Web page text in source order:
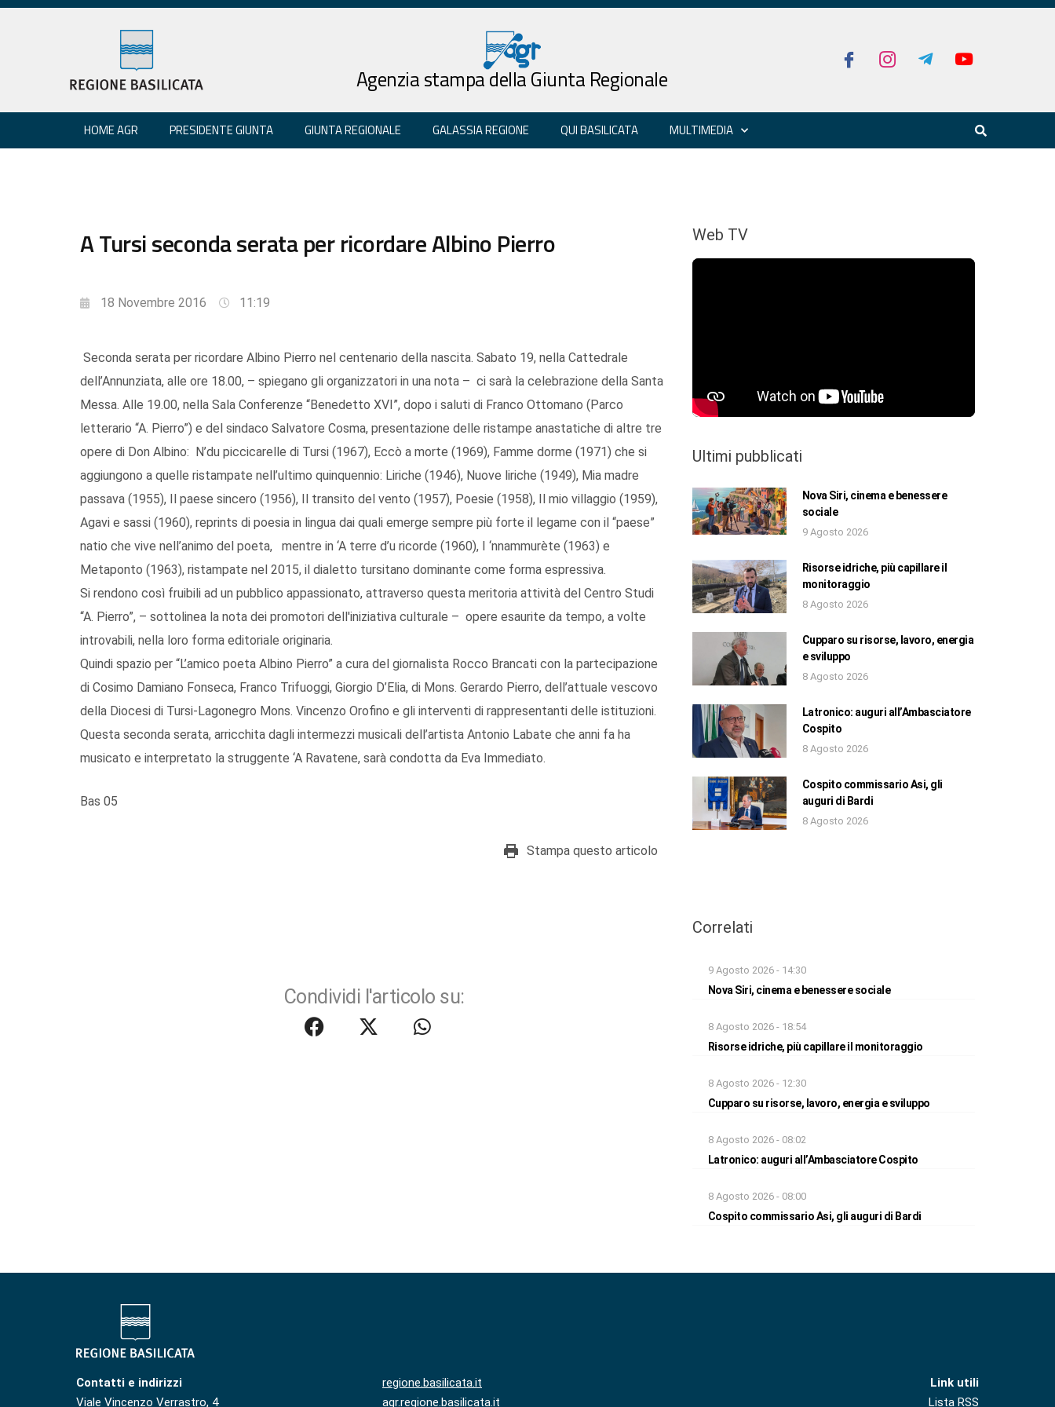
Agenzia stampa della Giunta Regionale
HOME AGR PRESIDENTE GIUNTA GIUNTA REGIONALE GALASSIA REGIONE QUI BASILICATA MULTIMEDIA
A Tursi seconda serata per ricordare Albino Pierro
18 Novembre 2016 11:19
Seconda serata per ricordare Albino Pierro nel centenario della nascita. Sabato 19, nella Cattedrale
dell’Annunziata, alle ore 18.00, – spiegano gli organizzatori in una nota – ci sarà la celebrazione della Santa
Messa. Alle 19.00, nella Sala Conferenze “Benedetto XVI”, dopo i saluti di Franco Ottomano (Parco
letterario “A. Pierro”) e del sindaco Salvatore Cosma, presentazione delle ristampe anastatiche di altre tre
opere di Don Albino: N’du piccicarelle di Tursi (1967), Eccò a morte (1969), Famme dorme (1971) che si
aggiungono a quelle ristampate nell’ultimo quinquennio: Liriche (1946), Nuove liriche (1949), Mia madre
passava (1955), Il paese sincero (1956), Il transito del vento (1957), Poesie (1958), Il mio villaggio (1959),
Agavi e sassi (1960), reprints di poesia in lingua dai quali emerge sempre più forte il legame con il “paese”
natio che vive nell’animo del poeta, mentre in ‘A terre d’u ricorde (1960), I ‘nnammurète (1963) e
Metaponto (1963), ristampate nel 2015, il dialetto tursitano dominante come forma espressiva.
Si rendono così fruibili ad un pubblico appassionato, attraverso questa meritoria attività del Centro Studi
“A. Pierro”, – sottolinea la nota dei promotori dell'iniziativa culturale – opere esaurite da tempo, a volte
introvabili, nella loro forma editoriale originaria.
Quindi spazio per “L’amico poeta Albino Pierro” a cura del giornalista Rocco Brancati con la partecipazione
di Cosimo Damiano Fonseca, Franco Trifuoggi, Giorgio D’Elia, di Mons. Gerardo Pierro, dell’attuale vescovo
della Diocesi di Tursi-Lagonegro Mons. Vincenzo Orofino e gli interventi di rappresentanti delle istituzioni.
Questa seconda serata, arricchita dagli intermezzi musicali dell’artista Antonio Labate che anni fa ha
musicato e interpretato la struggente ‘A Ravatene, sarà condotta da Eva Immediato.
Bas 05
Stampa questo articolo
Condividi l'articolo su:
Web TV
Ultimi pubblicati
Nova Siri, cinema e benessere
sociale
9 Agosto 2026
Risorse idriche, più capillare il
monitoraggio
8 Agosto 2026
Cupparo su risorse, lavoro, energia
e sviluppo
8 Agosto 2026
Latronico: auguri all’Ambasciatore
Cospito
8 Agosto 2026
Cospito commissario Asi, gli
auguri di Bardi
8 Agosto 2026
Correlati
9 Agosto 2026 - 14:30
Nova Siri, cinema e benessere sociale
8 Agosto 2026 - 18:54
Risorse idriche, più capillare il monitoraggio
8 Agosto 2026 - 12:30
Cupparo su risorse, lavoro, energia e sviluppo
8 Agosto 2026 - 08:02
Latronico: auguri all’Ambasciatore Cospito
8 Agosto 2026 - 08:00
Cospito commissario Asi, gli auguri di Bardi
Contatti e indirizzi
Viale Vincenzo Verrastro, 4
regione.basilicata.it
agr.regione.basilicata.it
Link utili
Lista RSS